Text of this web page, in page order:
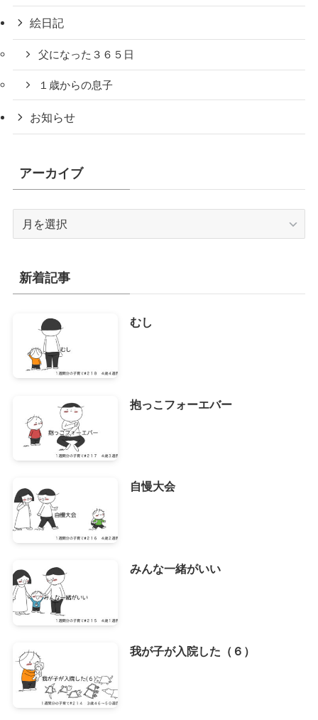
絵日記
父になった３６５日
１歳からの息子
お知らせ
アーカイブ
イ
ブ
新着記事
むし
抱っこフォーエバー
自慢大会
みんな一緒がいい
我が子が入院した（６）